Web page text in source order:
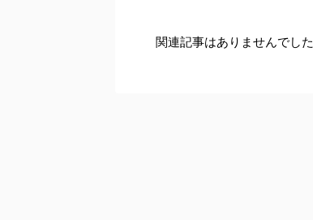
関連記事はありませんでした